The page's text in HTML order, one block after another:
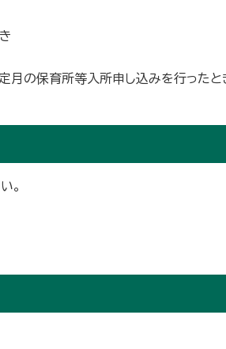
月の保育所等入所申し込みを行ったと
。